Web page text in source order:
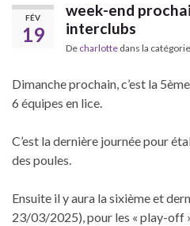
FÉV
19
week-end
interclubs
De charlotte dans la catégorie
Dimanche prochain, c’est la
6 équipes en lice.
C’est la dernière journée pour
des poules.
Ensuite il y aura la sixième et
23/03/2025), pour les « play-off